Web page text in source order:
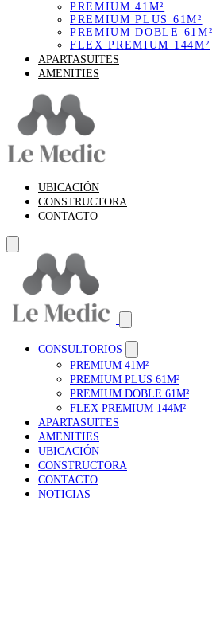
PREMIUM 41M²
PREMIUM PLUS 61M²
PREMIUM DOBLE 61M²
FLEX PREMIUM 144M²
APARTASUITES
AMENITIES
UBICACIÓN
CONSTRUCTORA
CONTACTO
CONSULTORIOS
PREMIUM 41M²
PREMIUM PLUS 61M²
PREMIUM DOBLE 61M²
FLEX PREMIUM 144M²
APARTASUITES
AMENITIES
UBICACIÓN
CONSTRUCTORA
CONTACTO
NOTICIAS